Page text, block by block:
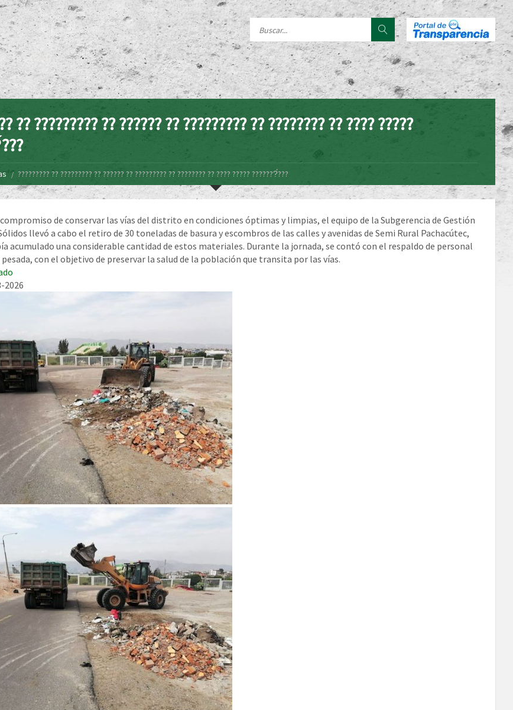
?? ????????? ?? ?????? ?? ????????? ?? ???????? ?? ???? ?????
????????? ?? ????????? ?? ?????? ?? ????????? ?? ???????? ?? ???? ????? ???????́???
de conservar las vías del distrito en condiciones óptimas y limpias, el equipo de la Subgerencia de Gestión
llevó a cabo el retiro de 30 toneladas de basura y escombros de las calles y avenidas de Semi Rural Pachacútec,
acumulado una considerable cantidad de estos materiales. Durante la jornada, se contó con el respaldo de personal
con el objetivo de preservar la salud de la población que transita por las vías.
2026